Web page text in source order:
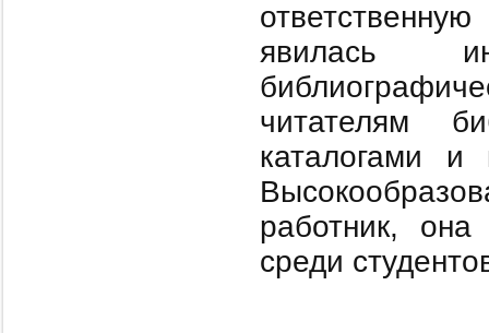
явилась
читателям
каталогами и
работник, она
среди